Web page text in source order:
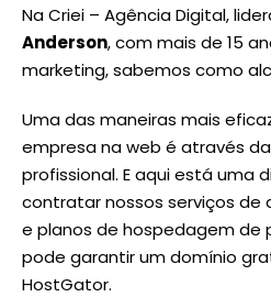
Na Criei – Agência Digital,
Anderson, com mais de 15
marketing, sabemos como
Uma das maneiras mais
empresa na web é através
profissional. E aqui está uma
contratar nossos serviços de
e planos de hospedagem de
pode garantir um domínio
HostGator.